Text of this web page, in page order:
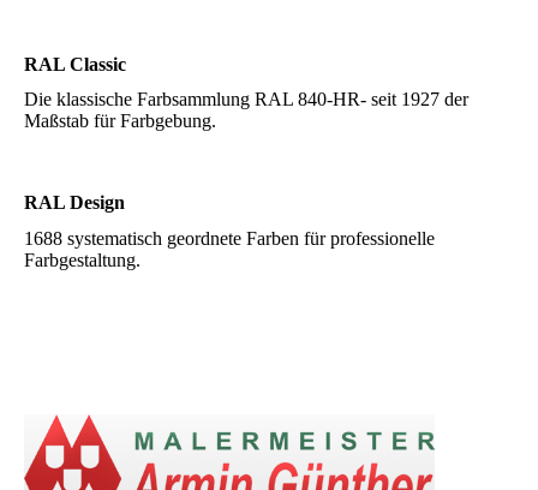
RAL Classic
Die klassische Farbsammlung RAL 840-HR- seit 1927 der
Maßstab für Farbgebung.
RAL Design
1688 systematisch geordnete Farben für professionelle
Farbgestaltung.